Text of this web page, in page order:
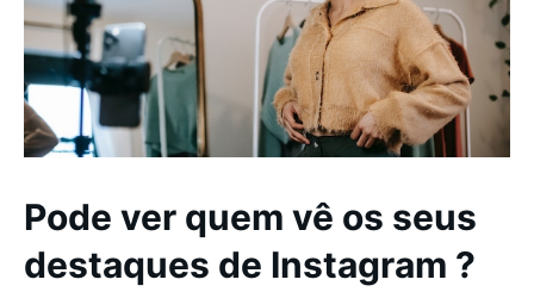
Pode ver quem vê os seus
destaques de Instagram ?